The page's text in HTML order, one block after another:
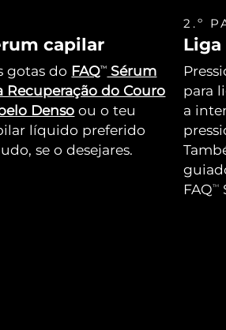
capilar
gotas do FAQTM
Sérum
Recuperação do Couro
Denso ou o teu
líquido preferido
se o desejares.
2.º
Liga
para
a
FAQTM